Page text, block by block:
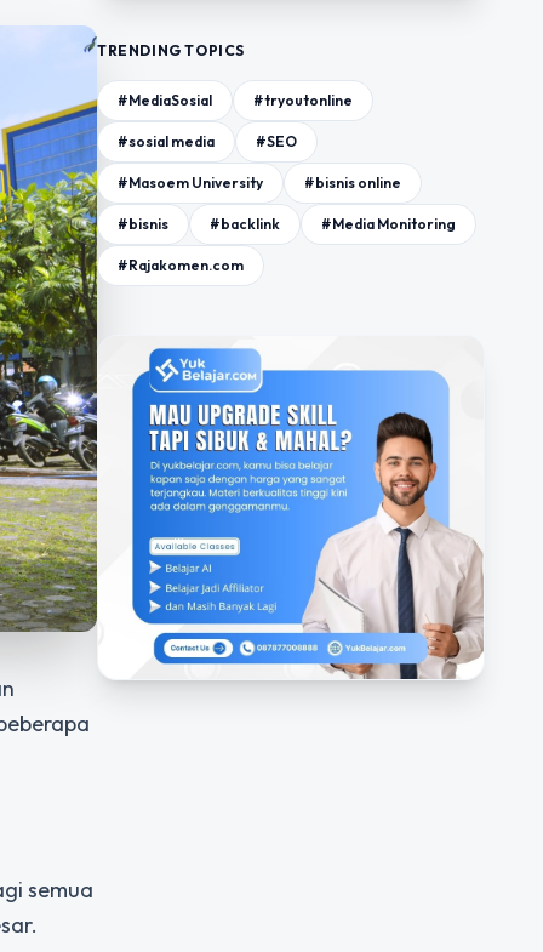
semua
TRENDING TOPICS
#MediaSosial #tryoutonline
#sosial media #SEO
#Masoem University #bisnis online
#bisnis #backlink #Media Monitoring
#Rajakomen.com